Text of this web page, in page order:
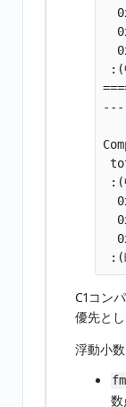
:(
:(
C1コン
優先と
浮動小